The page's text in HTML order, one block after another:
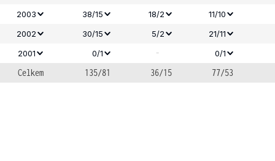
2003
38/15 18/2
11/10
2002
30/15 5/2
21/11
2001
0/1 - 0/1
Celkem 135/81 36/15 77/53